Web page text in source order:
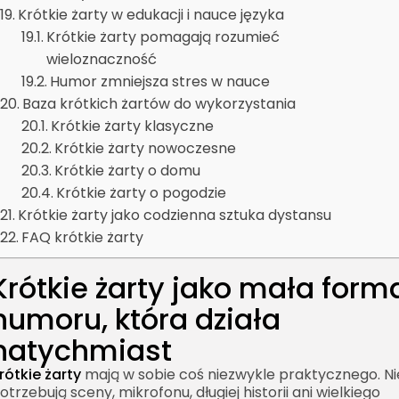
Krótkie żarty w edukacji i nauce języka
Krótkie żarty pomagają rozumieć
wieloznaczność
Humor zmniejsza stres w nauce
Baza krótkich żartów do wykorzystania
Krótkie żarty klasyczne
Krótkie żarty nowoczesne
Krótkie żarty o domu
Krótkie żarty o pogodzie
Krótkie żarty jako codzienna sztuka dystansu
FAQ krótkie żarty
żarty jako mała
która działa
żarty mają w sobie coś niezwykle praktycznego.
sceny, mikrofonu, długiej historii ani wielkiego